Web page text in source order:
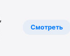
Смотреть